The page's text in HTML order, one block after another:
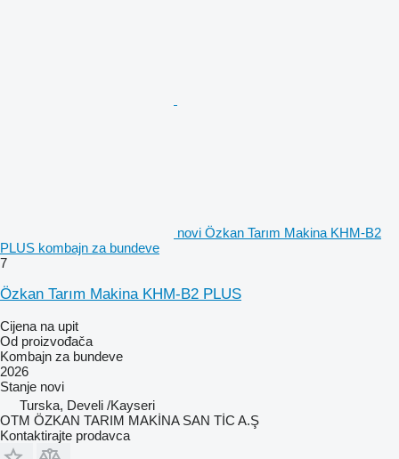
novi Özkan Tarım Makina KHM-B2
PLUS kombajn za bundeve
7
Özkan Tarım Makina KHM-B2 PLUS
Cijena na upit
Od proizvođača
Kombajn za bundeve
2026
Stanje novi
Turska, Develi /Kayseri
OTM ÖZKAN TARIM MAKİNA SAN TİC A.Ş
Kontaktirajte prodavca